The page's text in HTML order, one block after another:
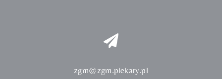
zgm@zgm.piekary.pl